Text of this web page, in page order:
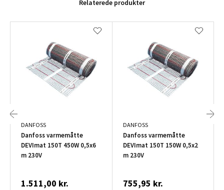
Relaterede produkter
DANFOSS
Danfoss varmemåtte
DEVImat 150T 450W 0,5x6
m 230V
1.511,00 kr.
DANFOSS
Danfoss varmemåtte
DEVImat 150T 150W 0,5x2
m 230V
755,95 kr.